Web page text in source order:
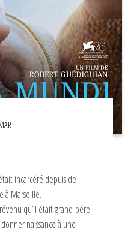
incarcéré depuis de
à Marseille.
qu’il était grand-père :
naissance à une